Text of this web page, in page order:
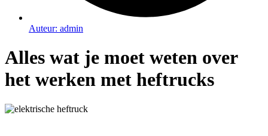
Auteur: admin
Alles wat je moet weten over
het werken met heftrucks